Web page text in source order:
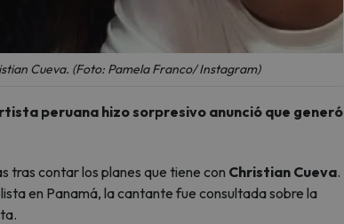
Cueva. (Foto: Pamela Franco/ Instagram)
peruana hizo sorpresivo anunció que generó
tras contar los planes que tiene con Christian Cueva.
en Panamá, la cantante fue consultada sobre la